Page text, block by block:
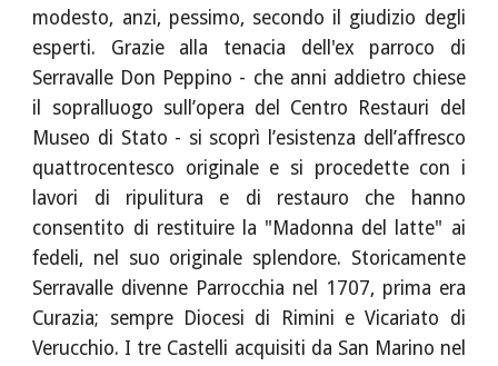
modesto, anzi, pessimo, secondo il giudizio degli
esperti. Grazie alla tenacia dell'ex parroco di
Serravalle Don Peppino - che anni addietro chiese
il sopralluogo sull’opera del Centro Restauri del
Museo di Stato - si scoprì l’esistenza dell’affresco
quattrocentesco originale e si procedette con i
lavori di ripulitura e di restauro che hanno
consentito di restituire la "Madonna del latte" ai
fedeli, nel suo originale splendore. Storicamente
Serravalle divenne Parrocchia nel 1707, prima era
Curazia; sempre Diocesi di Rimini e Vicariato di
Verucchio. I tre Castelli acquisiti da San Marino nel